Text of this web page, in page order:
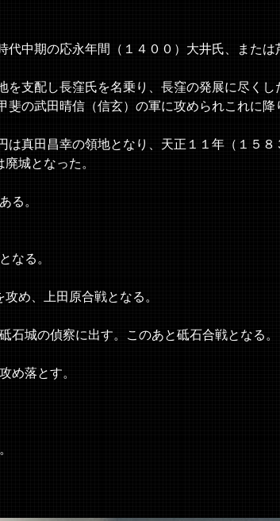
中期の応永年間（１４００）大井氏、または
支配し長窪氏を名乗り、長窪の発展に尽くし
の武田晴信（信玄）の軍に攻められこれに降
真田昌幸の領地となり、天正１１年（１５８
城となった。
る。
なる。
、上田原合戦となる。
城の偵察に出す。このあと砥石合戦となる。
落とす。